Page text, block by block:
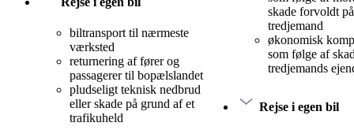
biltransport til nærmeste
værksted
returnering af fører og
passagerer til bopælslandet
pludseligt teknisk nedbrud
eller skade på grund af et
trafikuheld
skade forvoldt på
tredjemand
økonomisk
som følge af
tredjemands
Rejse i egen bil